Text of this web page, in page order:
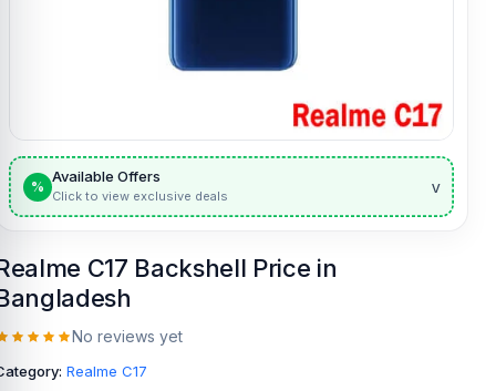
%
Available Offers
Click to view exclusive deals v
C17 Backshell Price in
No reviews yet
Realme C17